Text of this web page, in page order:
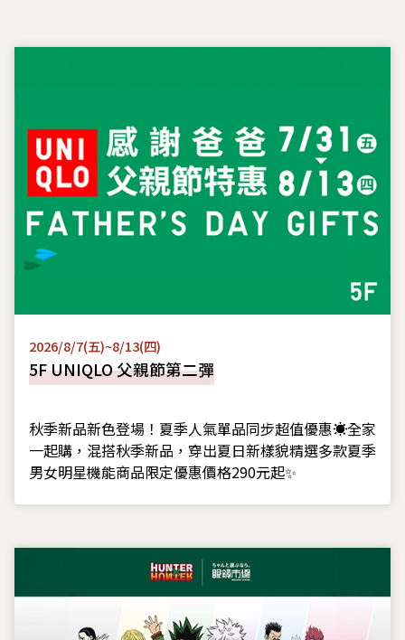
2026/8/7(五)~8/13(四)
5F UNIQLO 父親節第二彈
秋季新品新色登場！夏季人氣單品同步超值優惠☀️全家
一起購，混搭秋季新品，穿出夏日新樣貌精選多款夏季
男女明星機能商品限定優惠價格290元起✨